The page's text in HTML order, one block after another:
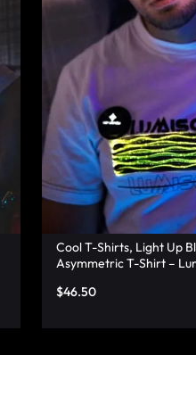
Cool T-Shirts, Light Up
Asymmetric T-Shirt –
$46.50